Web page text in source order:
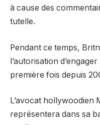
à cause des
tutelle.
Pendant ce temps,
l’autorisation
première fois depuis
L’avocat hollywoodien
représentera dans sa